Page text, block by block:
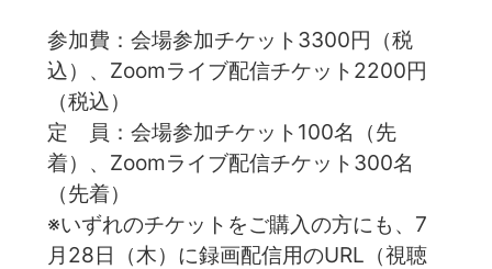
参加費：会場参加チケット3300円（税
込）、Zoomライブ配信チケット2200円
（税込）
定 員：会場参加チケット100名（先
着）、Zoomライブ配信チケット300名
（先着）
※いずれのチケットをご購入の方にも、7
月28日（木）に録画配信用のURL（視聴